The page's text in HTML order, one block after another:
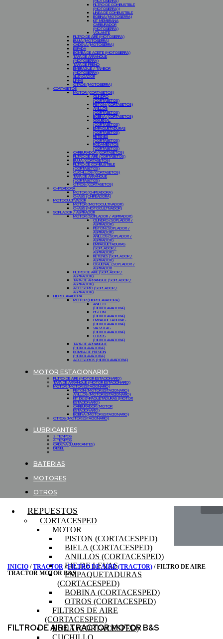
FILTRO DE COMBUSTIBLE
(MOTOSIERRA))
LINEA DE COMBUSTIBLE
BOBINA (MOTOSIERRA)
KIT MEMBRANA
CARBURADOR
(MOTOSIERRA)
VOLANTE
FILTRO DE AIRE (MOTOSIERRA)
BUJIA (MOTOSIERRA)
CADENA (MOTOSIERRA)
ESPADA
BOMBA DE ACEITE (MOTOSIERRA)
TAPA DE ARRANQUE
(MOTOSIERRA)
TAPA DE FRENO
EMBRAGUE / TAMBOR
(MOTOSIERRA)
SILENCIADOR
LIMAS
OTROS (MOTOSIERRA)
CORTASETOS
MOTOR (CORTASETOS)
CILINDRO
(CORTASETOS)
PISTON (CORTASETOS)
ANILLOS
(CORTASETOS)
BOBINA (CORTASETOS)
CIGUEÑAL
(CORTASETOS)
EMPAQUETADURAS
(CORTASETOS)
RETENES
(CORTASETOS)
RODAMIENTOS
(CORTASETOS)
CARBURADOR (CORTASETOS)
FILTRO DE AIRE (CORTASETOS)
BUJIA (CORTASETOS)
FILTRO DE COMBUSTIBLE
(CORTASETOS)
CUCHILLOS (CORTASETOS)
TAPA DE ARRANQUE
(CORTASETOS)
OTROS (CORTASETOS)
CHIPEADORA
MOTOR (CHIPEADORA)
CHASIS (CHIPEADORA)
MOTOCULTIVADOR
MOTOR (MOTOCULTIVADOR)
CHASIS (MOTOCULTIVADOR)
SOPLADOR / ASPIRADOR
MOTOR (SOPLADOR / ASPIRADOR)
CILINDRO (SOPLADOR /
ASPIRADOR)
PISTON (SOPLADOR /
ASPIRADOR)
ANILLOS (SOPLADOR /
ASPIRADOR)
EMPAQUETADURAS
(SOPLADOR /
ASPIRADOR)
RETENES (SOPLADOR /
ASPIRADOR)
CIGUEÑAL (SOPLADOR /
ASPIRADOR
FILTRO DE AIRE (SOPLADOR /
ASPIRADOR)
TAPA DE ARRANQUE (SOPLADOR /
ASPIRADOR)
ACCESORIO (SOPLADOR /
ASPIRADOR)
HIDROLAVADORA
MOTOR (HIDROLAVADORA)
ANILLO
(HIDROLAVADORA)
PISTON
(HIDROLAVADORA)
EMPAQUETADURAS
(HIDROLAVADORA)
VALVULAS
(HIDROLAVADORA)
OTROS
(HIDROLAVADORA)
TAPA DE ARRANQUE
(HIDROLAVADORA)
BOMBA DE PRESION
(HIDROLAVADORA)
ACCESORIOS (HIDROLAVADORA)
MOTOR ESTACIONARIO
FILTRO DE AIRE (MOTOR ESTACIONARIO)
TAPA DE ARRANQUE (MOTOR ESTACIONARIO)
MOTOR (MOTOR ESTACIONARIO)
PISTON (MOTOR ESTACIONARIO)
ANILLOS (MOTOR ESTACIONARIO)
KIT DE EMPAQUETADURAS (MOTOR
ESTACIONARIO)
CARBURADOR (MOTOR
ESTACIONARIO)
BOBINA (MOTOR ESTACIONARIO)
OTROS (MOTOR ESTACIONARIO)
LUBRICANTES
2 TIEMPOS
4 TIEMPOS
CADENA (LUBRICANTES)
DIESEL
BATERIAS
MOTORES
OTROS
REPUESTOS
CORTACESPED
MOTOR
PISTON (CORTACESPED)
BIELA (CORTACESPED)
ANILLOS (CORTACESPED)
EJE DE LEVAS
EMPAQUETADURAS
(CORTACESPED)
BOBINA (CORTACESPED)
OTROS (CORTACESPED)
FILTROS DE AIRE
(CORTACESPED)
BUJIA (CORTACESPED)
INICIO /TRACTOR /FILTRO DE AIRE (TRACTOR) / FILTRO DE AIRE
TRACTOR MOTOR B&S
FILTRO DE AIRE TRACTOR MOTOR B&S